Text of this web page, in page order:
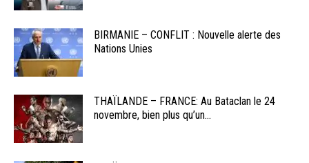
BIRMANIE – CONFLIT : Nouvelle alerte des
Nations Unies
THAÏLANDE – FRANCE: Au Bataclan le 24
novembre, bien plus qu’un...